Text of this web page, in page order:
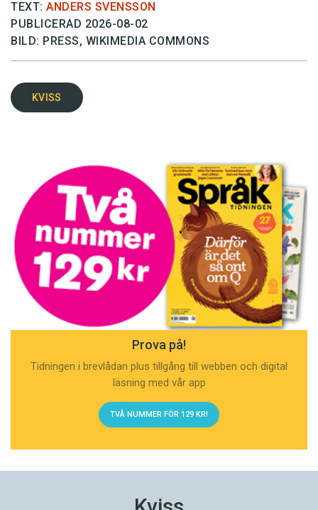
TEXT: ANDERS SVENSSON
PUBLICERAD 2026-08-02
BILD: PRESS, WIKIMEDIA COMMONS
KVISS
Prova på!
Tidningen i brevlådan plus tillgång till webben och digital
läsning med vår app
TVÅ NUMMER FÖR 129 KR!